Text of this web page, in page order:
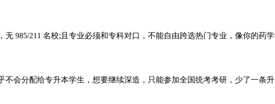
985/211 名校;且专业必须和专科对口，不能自由跨选热门专业，像你的药学
会分配给专升本学生，想要继续深造，只能参加全国统考考研，少了一条升